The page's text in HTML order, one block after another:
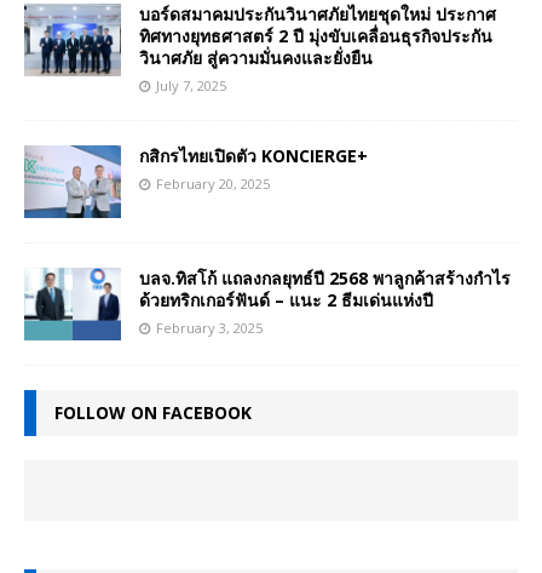
บอร์ดสมาคมประกันวินาศภัยไทยชุดใหม่ ประกาศ
ทิศทางยุทธศาสตร์ 2 ปี มุ่งขับเคลื่อนธุรกิจประกัน
วินาศภัย สู่ความมั่นคงและยั่งยืน
July 7, 2025
กสิกรไทยเปิดตัว KONCIERGE+
February 20, 2025
บลจ.ทิสโก้ แถลงกลยุทธ์ปี 2568 พาลูกค้าสร้างกำไร
ด้วยทริกเกอร์ฟันด์ – แนะ 2 ธีมเด่นแห่งปี
February 3, 2025
FOLLOW ON FACEBOOK